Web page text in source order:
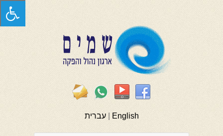
English
|עברית